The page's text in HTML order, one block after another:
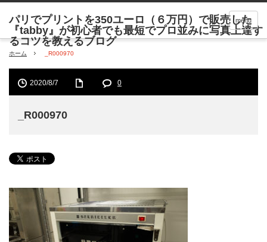
menu
ホーム _R000970
2020/8/7 0
_R000970